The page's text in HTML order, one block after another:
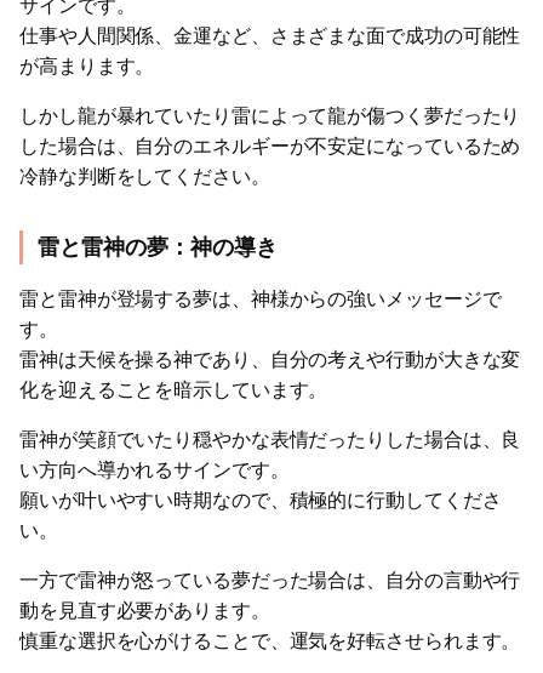
サインです。
仕事や人間関係、金運など、さまざまな面で成功の可能性
が高まります。
しかし龍が暴れていたり雷によって龍が傷つく夢だったり
した場合は、自分のエネルギーが不安定になっているため
冷静な判断をしてください。
雷と雷神の夢：神の導き
雷と雷神が登場する夢は、神様からの強いメッセージで
す。
雷神は天候を操る神であり、自分の考えや行動が大きな変
化を迎えることを暗示しています。
雷神が笑顔でいたり穏やかな表情だったりした場合は、良
い方向へ導かれるサインです。
願いが叶いやすい時期なので、積極的に行動してくださ
い。
一方で雷神が怒っている夢だった場合は、自分の言動や行
動を見直す必要があります。
慎重な選択を心がけることで、運気を好転させられます。